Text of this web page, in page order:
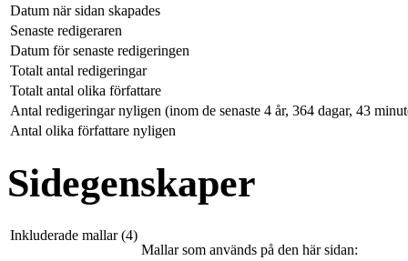
Datum när sidan skapades
Senaste redigeraren
Datum för senaste redigeringen
Totalt antal redigeringar
Totalt antal olika författare
Antal redigeringar nyligen (inom de senaste 4 år, 364 dagar, 43
Antal olika författare nyligen
Sidegenskaper
Inkluderade mallar (4)
Mallar som används på den här sidan: